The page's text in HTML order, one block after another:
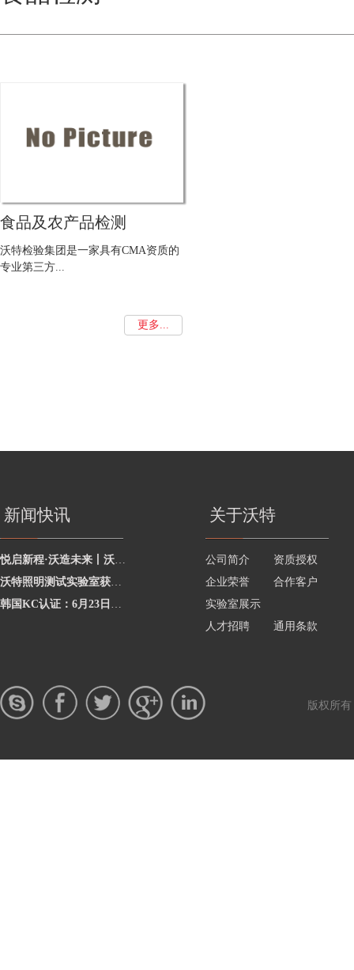
食品及农产品检测
沃特检验集团是一家具有CMA资质的
专业第三方...
更多...
新闻快讯
悦启新程·沃造未来丨沃特学院2026年度讲师聘任暨2025年度优秀讲师颁奖活动圆
沃特照明测试实验室获澳洲灯具最新标准CNAS资质，助力企业合规出海澳洲市场
韩国KC认证：6月23日起将执行更严格的网络摄像头安全要求
关于沃特
公司简介
资质授权
企业荣誉
合作客户
实验室展示
人才招聘
通用条款
版权所